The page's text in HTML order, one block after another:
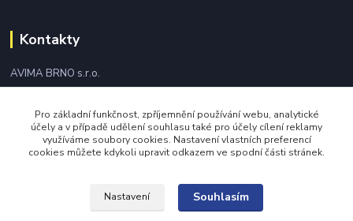
Kontakty
AVIMA BRNO s.r.o.
+420 543 249 338
avima@avima.cz
Pro základní funkčnost, zpříjemnění používání webu, analytické
účely a v případě udělení souhlasu také pro účely cílení reklamy
využíváme soubory cookies. Nastavení vlastních preferencí
cookies můžete kdykoli upravit odkazem ve spodní části stránek.
Nastavení Souhlasím